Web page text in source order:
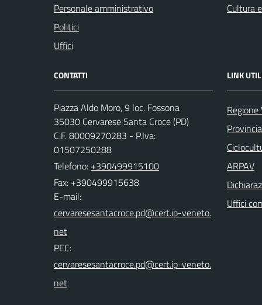
Personale amministrativo
Politici
Uffici
Cultura
CONTATTI
Piazza Aldo Moro, 9 loc. Fossona
35030 Cervarese Santa Croce (PD)
C.F. 80009270283 - P.Iva:
01507250288
Telefono: +390499915100
Fax: +390499915638
E-mail:
PEC:
LINK
ARPAV
Uffici